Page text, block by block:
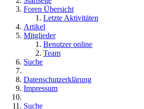
Foren Übersicht
Letzte Aktivitäten
Artikel
Mitglieder
Benutzer online
Team
Suche
Datenschutzerklärung
Impressum
Suche